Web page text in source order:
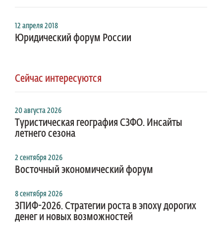
12 апреля 2018
Юридический форум России
Сейчас интересуются
20 августа 2026
Туристическая география СЗФО. Инсайты
летнего сезона
2 сентября 2026
Восточный экономический форум
8 сентября 2026
ЗПИФ-2026. Стратегии роста в эпоху дорогих
денег и новых возможностей